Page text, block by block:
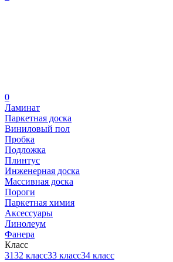
0
Ламинат
Паркетная доска
Виниловый пол
Пробка
Подложка
Плинтус
Инженерная доска
Массивная доска
Пороги
Паркетная химия
Аксессуары
Линолеум
Фанера
Класс
3132 класс33 класс34 класс